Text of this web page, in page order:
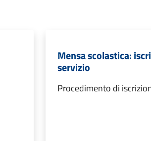
Mensa scolastica:
servizio
Procedimento di